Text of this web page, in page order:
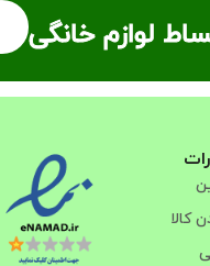
لوازم خانگی
کالا